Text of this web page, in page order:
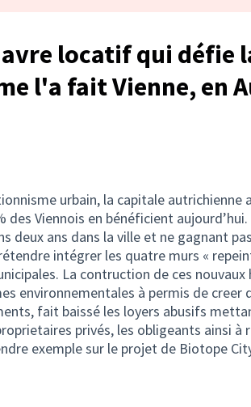
locatif qui défie
l'a fait Vienne, en
urbain, la capitale autrichienne
des Viennois en bénéficient
deux ans dans la ville et ne gagnant
intégrer les quatre murs «
La contruction de ces
environnementales à permis de creer
fait baissé les loyers abusifs
privés, les obligeants ainsi à
exemple sur le projet de Biotope